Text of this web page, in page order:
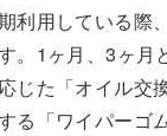
利用している際
。1ヶ月、3ヶ月
じた「オイル交
る「ワイパーゴ